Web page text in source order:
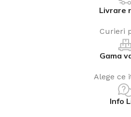
Livrare
Curieri
Gama
Alege ce
Info